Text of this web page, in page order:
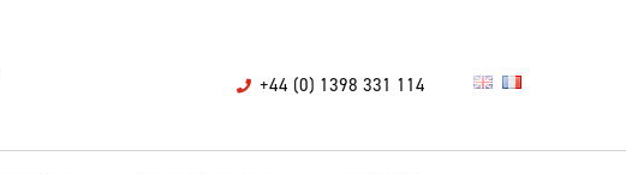
+44 (0) 1398 331 114